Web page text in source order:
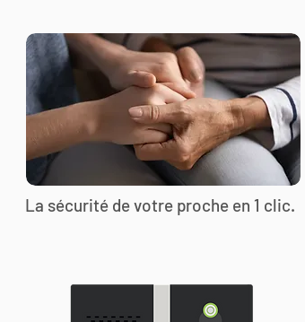
La sécurité de votre proche en 1 clic.